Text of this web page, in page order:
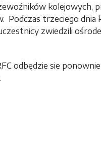
kolejowych,
Podczas trzeciego dnia
zwiedzili
odbędzie sie
.